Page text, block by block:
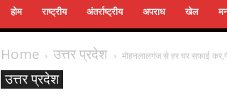
होम राष्ट्रीय अंतर्राष्ट्रीय अपराध खेल
Home उत्तर प्रदेश मोहनलालगंज से हर घर सफाई
उत्तर प्रदेश